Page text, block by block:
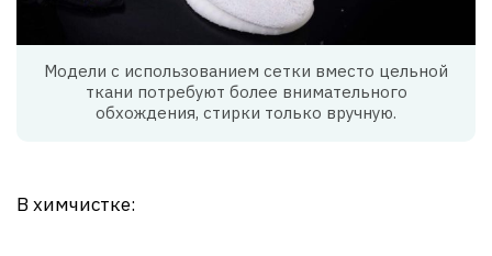
Модели с использованием сетки вместо цельной
ткани потребуют более внимательного
обхождения, стирки только вручную.
В химчистке: